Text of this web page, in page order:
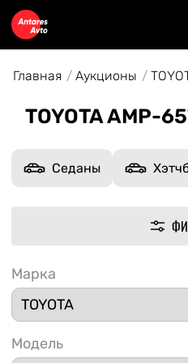
Главная Аукционы
TOYOTA AMP-
Седаны
Марка
Модель